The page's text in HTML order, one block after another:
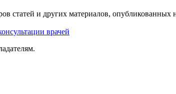
статей и других материалов,
врачей